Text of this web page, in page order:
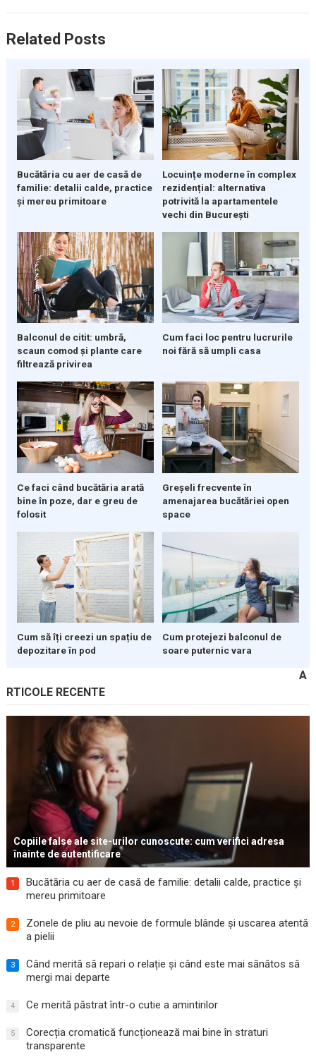
Related Posts
Bucătăria cu aer de casă de
familie: detalii calde, practice
și mereu primitoare
Locuințe moderne în complex
rezidențial: alternativa
potrivită la apartamentele
vechi din București
Balconul de citit: umbră,
scaun comod și plante care
filtrează privirea
Cum faci loc pentru lucrurile
noi fără să umpli casa
Ce faci când bucătăria arată
bine în poze, dar e greu de
folosit
Greșeli frecvente în
amenajarea bucătăriei open
space
Cum să îți creezi un spațiu de
depozitare în pod
Cum protejezi balconul de
soare puternic vara
A
RTICOLE RECENTE
Copiile false ale site-urilor cunoscute: cum verifici adresa
înainte de autentificare
1
Bucătăria cu aer de casă de familie: detalii calde, practice și
mereu primitoare
2
Zonele de pliu au nevoie de formule blânde și uscarea atentă
a pielii
3
Când merită să repari o relație și când este mai sănătos să
mergi mai departe
4 Ce merită păstrat într-o cutie a amintirilor
5
Corecția cromatică funcționează mai bine în straturi
transparente